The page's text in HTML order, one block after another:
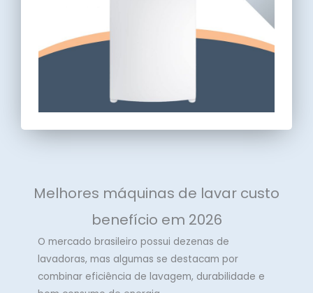
Melhores máquinas de lavar custo
benefício em 2026
O mercado brasileiro possui dezenas de
lavadoras, mas algumas se destacam por
combinar eficiência de lavagem, durabilidade e